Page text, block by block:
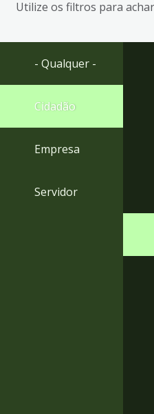
busca
Ir
rodapé
Utilize os filtros para
- Qualquer -
Cidadão
Empresa
Servidor